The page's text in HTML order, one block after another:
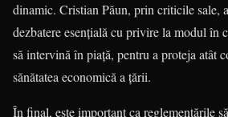
dinamic. Cristian Păun, prin criticile sale,
dezbatere esențială cu privire la modul în
să intervină în piață, pentru a proteja atât
sănătatea economică a țării.
În final, este important ca reglementările